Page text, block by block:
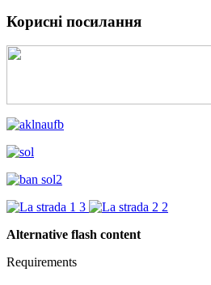
Корисні посилання
Alternative flash content
Requirements